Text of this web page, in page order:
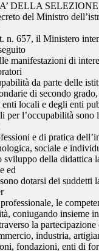
DELLA SELEZIONE
del Ministro
n. 657, il Ministero
manifestazioni di
da parte delle
di secondo
enti locali e degli enti
per l’occupabilità
e di pratica
sociale e
della didattica
ed
dotarsi dei suddetti
le
coniugando insieme
la
industria,
fondazioni, enti di